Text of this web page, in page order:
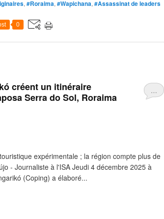
, #Roraima, #Wapichana, #Assassinat de leaders
0
…
créent un itinéraire
Serra do Sol, Roraima
expérimentale ; la région compte plus de
- Journaliste à l'ISA Jeudi 4 décembre 2025 à
(Coping) a élaboré...